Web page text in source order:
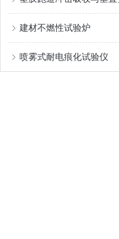
建材不燃性试验炉
喷雾式耐电痕化试验仪